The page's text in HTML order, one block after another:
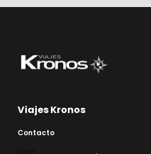
Viajes Kronos
Contacto